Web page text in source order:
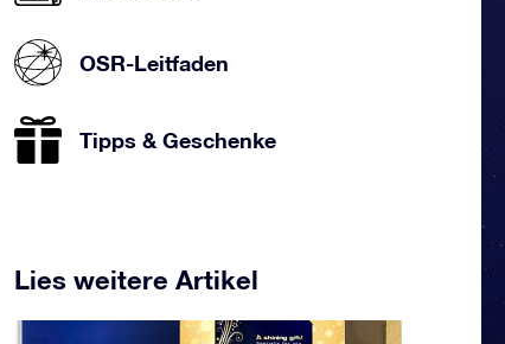
OSR-Leitfaden
Tipps & Geschenke
Lies weitere Artikel